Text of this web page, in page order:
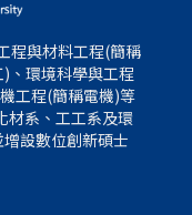
程與材料工程(簡稱
、環境科學與工程
工程(簡稱電機)等
材系、工工系及環
設數位創新碩士